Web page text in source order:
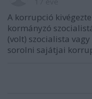
A korrupció
kormányzó
(volt) szocialista
sorolni sajátjai